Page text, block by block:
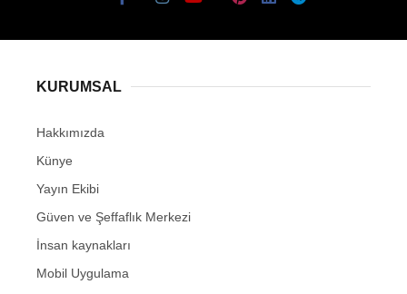
KURUMSAL
Hakkımızda
Künye
Yayın Ekibi
Güven ve Şeffaflık Merkezi
İnsan kaynakları
Mobil Uygulama